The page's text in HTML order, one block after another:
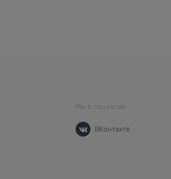
Мы в соц сетях
ВКонтакте